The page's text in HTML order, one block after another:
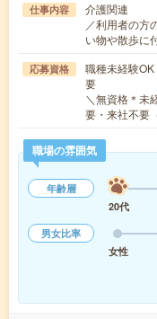
仕事内容
介護関連
／利用者の
い物や散歩に
応募資格
職種未経験
要
＼無資格＊未
要・来社不要
職場の雰囲気
年齢層
20代
男女比率
女性